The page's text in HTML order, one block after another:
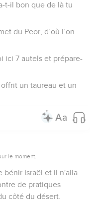
t-il bon que de là tu
du Peor, d’où l’on
ici 7 autels et prépare-
un taureau et un
le moment.
bénir Israël et il n'alla
de pratiques
côté du désert.